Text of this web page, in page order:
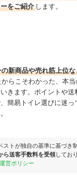
をご紹介 します。
新商品や売れ筋上位
からこそわかった、本
きます。ポイントや
簡易トイレ選びに迷
トが独自の基準に基づき
ら送客手数料を受領してお
営ポリシー